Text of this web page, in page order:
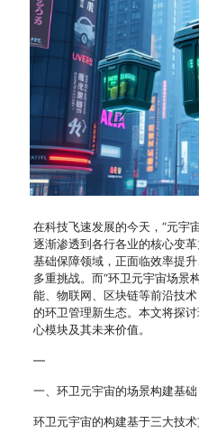
在科技飞速发展的今天，“元宇
逐渐渗透到各行各业的核心变
基础保障领域，正面临效率提
多重挑战。而“环卫元宇宙场景
能、物联网、区块链等前沿技
的环卫管理新生态。本文将探
心模块及其未来价值。
—
一、环卫元宇宙的场景构建基础
环卫元宇宙的构建基于三大技术